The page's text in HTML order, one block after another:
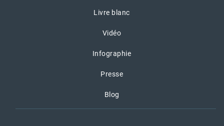
Livre blanc
Vidéo
Infographie
Presse
Blog